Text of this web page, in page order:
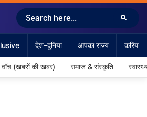
देश–दुनिया आपका राज्य करियर
वॉच (खबरों की खबर) समाज & संस्कृति